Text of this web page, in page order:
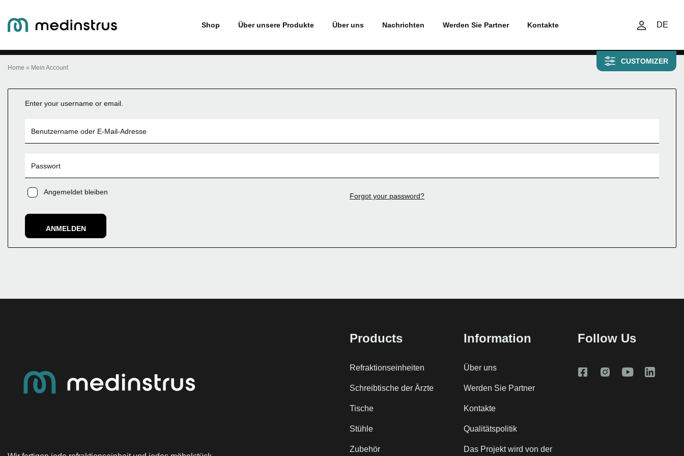
Shop Über unsere Produkte Über uns Nachrichten Werden Sie Partner Kontakte DE
CUSTOMIZER
Mein Account
Home » Mein Account
Enter your username or email.
Angemeldet bleiben Forgot your password?
ANMELDEN
Products
Refraktionseinheiten
Schreibtische der Ärzte
Tische
Stühle
Zubehör
Information
Über uns
Werden Sie Partner
Kontakte
Qualitätspolitik
Das Projekt wird von der
Follow Us